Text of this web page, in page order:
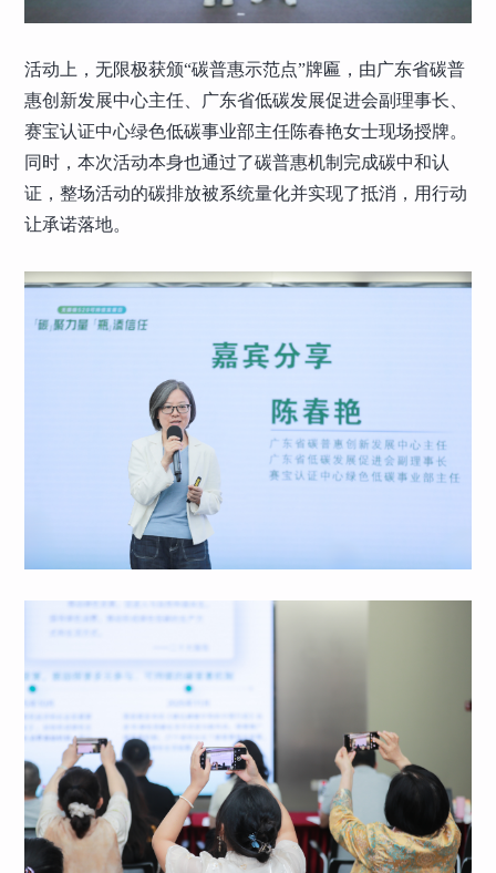
活动上，无限极获颁“碳普惠示范点”牌匾，由广东省碳普
惠创新发展中心主任、广东省低碳发展促进会副理事长、
赛宝认证中心绿色低碳事业部主任陈春艳女士现场授牌。
同时，本次活动本身也通过了碳普惠机制完成碳中和认
证，整场活动的碳排放被系统量化并实现了抵消，用行动
让承诺落地。